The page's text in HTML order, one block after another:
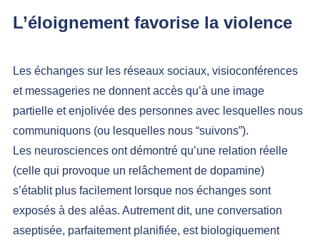
L’éloignement favorise la violence
Les échanges sur les réseaux sociaux, visioconférences
et messageries ne donnent accès qu’à une image
partielle et enjolivée des personnes avec lesquelles nous
communiquons (ou lesquelles nous “suivons”).
Les neurosciences ont démontré qu’une relation réelle
(celle qui provoque un relâchement de dopamine)
s’établit plus facilement lorsque nos échanges sont
exposés à des aléas. Autrement dit, une conversation
aseptisée, parfaitement planifiée, est biologiquement